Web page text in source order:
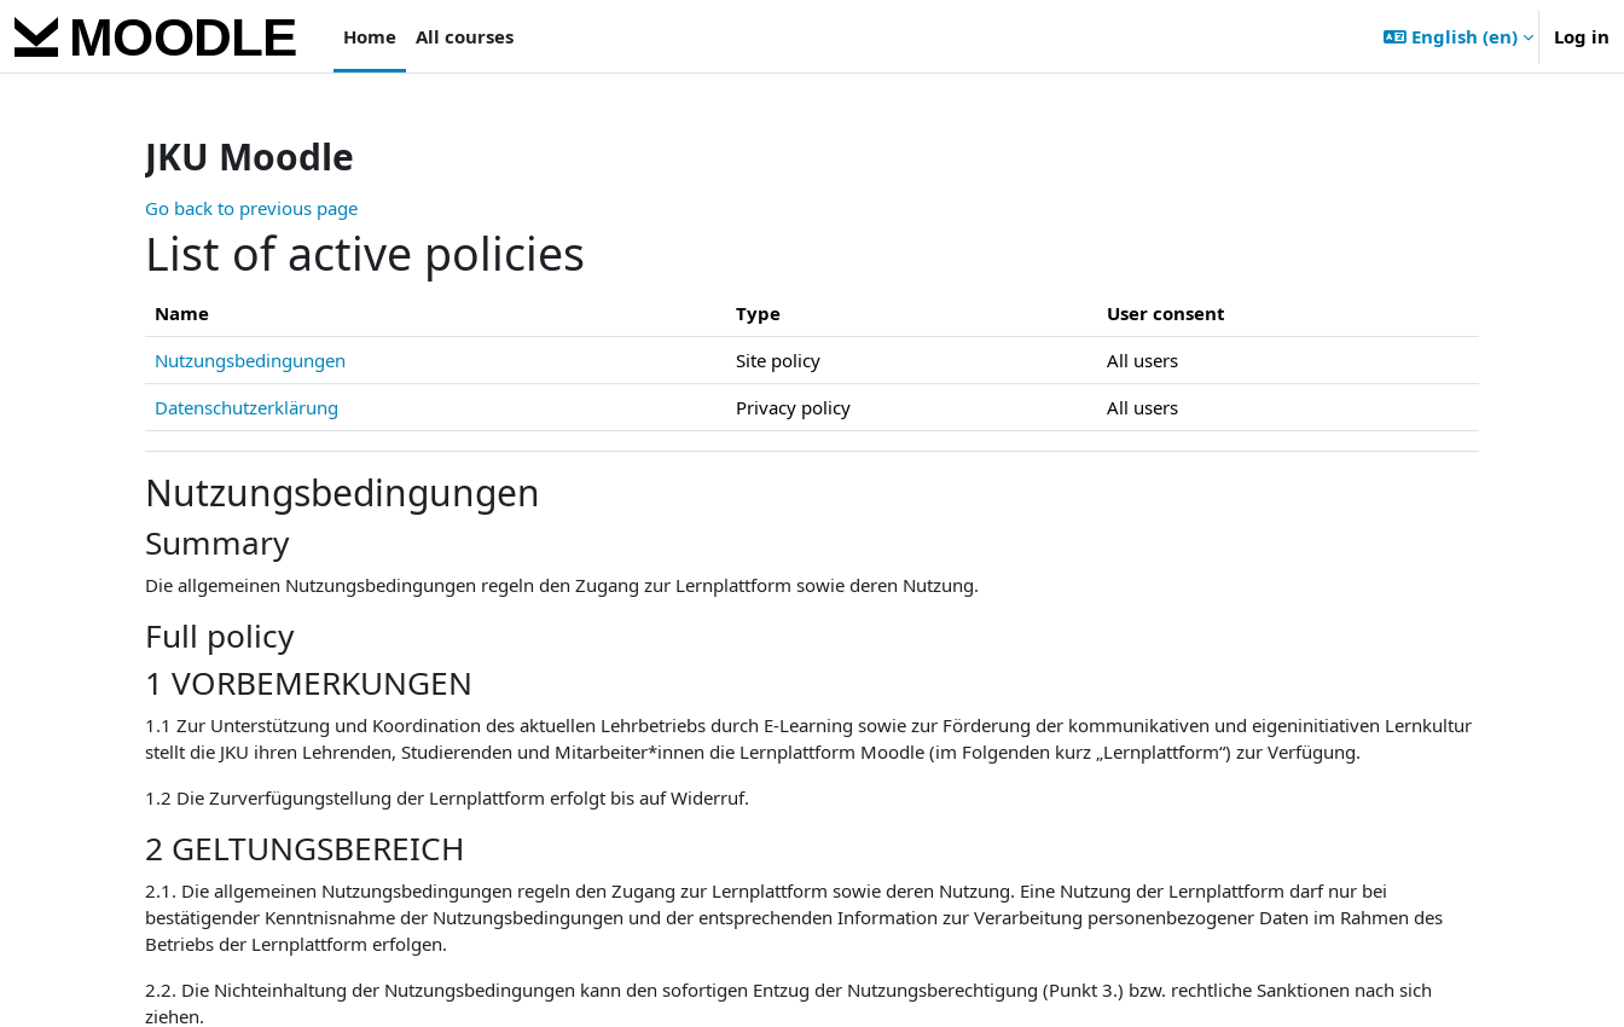
Skip to main content
Home
All courses English ‎(en)‎ Log in
JKU Moodle
Go back to previous page
List of active policies
Name Type
User consent
Nutzungsbedingungen
Site policy
All users
Datenschutzerklärung
Privacy policy All users
Nutzungsbedingungen
Summary
Die allgemeinen Nutzungsbedingungen regeln den Zugang zur Lernplattform sowie deren Nutzung.
Full policy
1 VORBEMERKUNGEN
1.1 Zur Unterstützung und Koordination des aktuellen Lehrbetriebs durch E-Learning sowie zur Förderung der kommunikativen und eigeninitiativen Lernkultur
stellt die JKU ihren Lehrenden, Studierenden und Mitarbeiter*innen die Lernplattform Moodle (im Folgenden kurz „Lernplattform“) zur Verfügung.
1.2 Die Zurverfügungstellung der Lernplattform erfolgt bis auf Widerruf.
2 GELTUNGSBEREICH
2.1. Die allgemeinen Nutzungsbedingungen regeln den Zugang zur Lernplattform sowie deren Nutzung. Eine Nutzung der Lernplattform darf nur bei
bestätigender Kenntnisnahme der Nutzungsbedingungen und der entsprechenden Information zur Verarbeitung personenbezogener Daten im Rahmen des
Betriebs der Lernplattform erfolgen.
2.2. Die Nichteinhaltung der Nutzungsbedingungen kann den sofortigen Entzug der Nutzungsberechtigung (Punkt 3.) bzw. rechtliche Sanktionen nach sich
ziehen.